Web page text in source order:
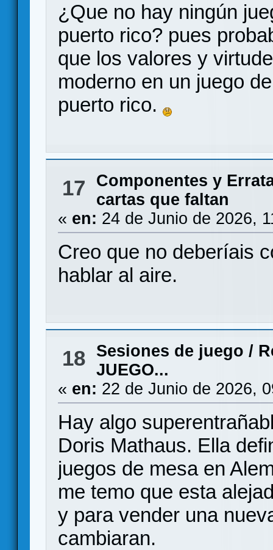
¿Que no hay ningún
puerto rico? pues
que los valores y
moderno en un juego
puerto rico.
17
Componentes y
cartas que faltan
« en: 24 de Junio de 2026,
Creo que no deberíais
hablar al aire.
18 Sesiones de juego /
JUEGO...
« en: 22 de Junio de 2026,
Hay algo
Doris Mathaus. Ella
juegos de mesa en
me temo que esta
y para vender una
cambiaran.